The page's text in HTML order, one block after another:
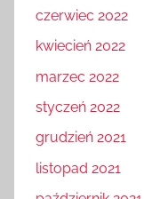
czerwiec 2022
kwiecień 2022
marzec 2022
styczeń 2022
grudzień 2021
listopad 2021